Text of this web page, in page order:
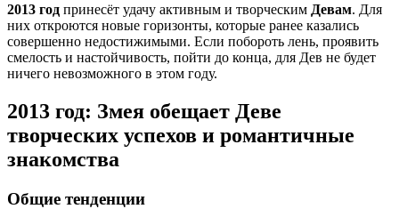
2013 год принесёт удачу активным и творческим Девам. Для
них откроются новые горизонты, которые ранее казались
совершенно недостижимыми. Если побороть лень, проявить
смелость и настойчивость, пойти до конца, для Дев не будет
ничего невозможного в этом году.
2013 год: Змея обещает Деве
творческих успехов и романтичные
знакомства
Общие тенденции